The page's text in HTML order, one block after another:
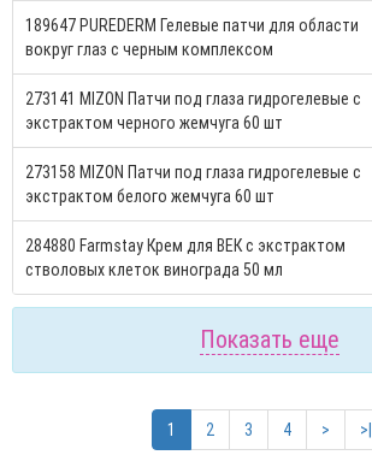
189647 PUREDERM Гелевые патчи для области
вокруг глаз с черным комплексом
273141 MIZON Патчи под глаза гидрогелевые с
экстрактом черного жемчуга 60 шт
273158 MIZON Патчи под глаза гидрогелевые с
экстрактом белого жемчуга 60 шт
284880 Farmstay Крем для ВЕК с экстрактом
стволовых клеток винограда 50 мл
Показать еще
1 2 3 4 >
>|